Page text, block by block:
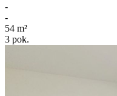
-
-
54 m²
3 pok.